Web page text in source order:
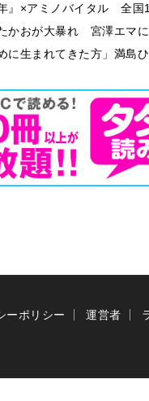
』×アミノバイタル 全国
かおが大暴れ 宮澤エマ
に生まれてきた方」満島
ーポリシー 運営者